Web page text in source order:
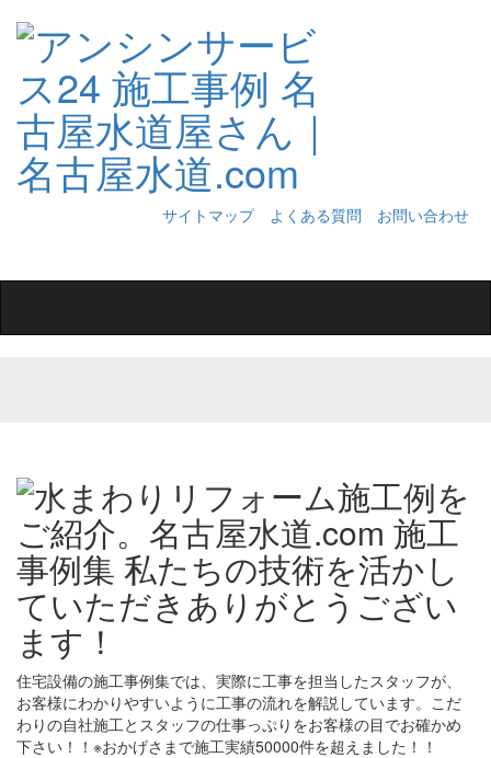
サイトマップ よくある質問
お問い合わせ
住宅設備の施工事例集では、実際に工事を担当したスタッフが、
お客様にわかりやすいように工事の流れを解説しています。こだ
わりの自社施工とスタッフの仕事っぷりをお客様の目でお確かめ
下さい！！※おかげさまで施工実績50000件を超えました！！